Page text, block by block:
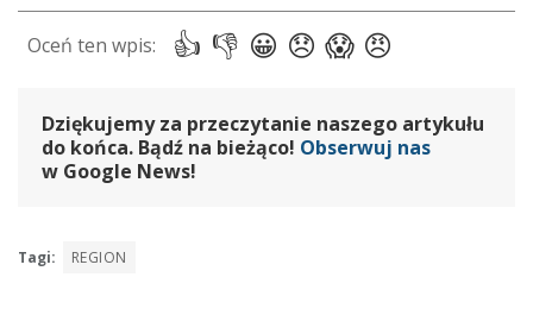
Dziękujemy za przeczytanie naszego artykułu
do końca. Bądź na bieżąco! Obserwuj nas
w Google News!
Tagi: REGION